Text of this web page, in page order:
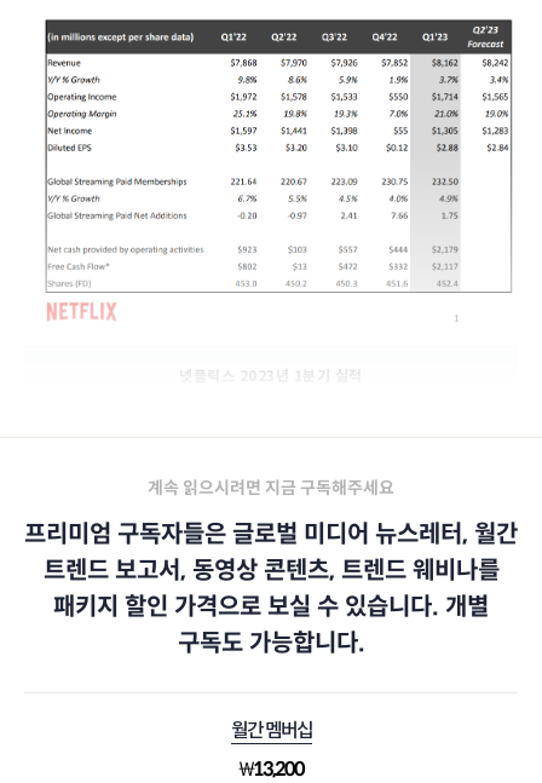
넷플릭스 2023년 1분기 실적
계속 읽으시려면 지금 구독해주세요
프리미엄 구독자들은 글로벌 미디어 뉴스레터, 월간
트렌드 보고서, 동영상 콘텐츠, 트렌드 웨비나를
패키지 할인 가격으로 보실 수 있습니다. 개별
구독도 가능합니다.
월간 멤버십
₩13,200